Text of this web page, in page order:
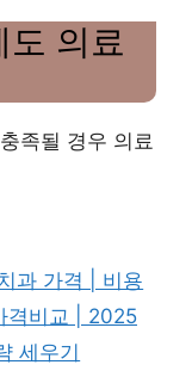
의료
족될 경우 의료
과 가격 | 비용
격비교 | 2025
세우기